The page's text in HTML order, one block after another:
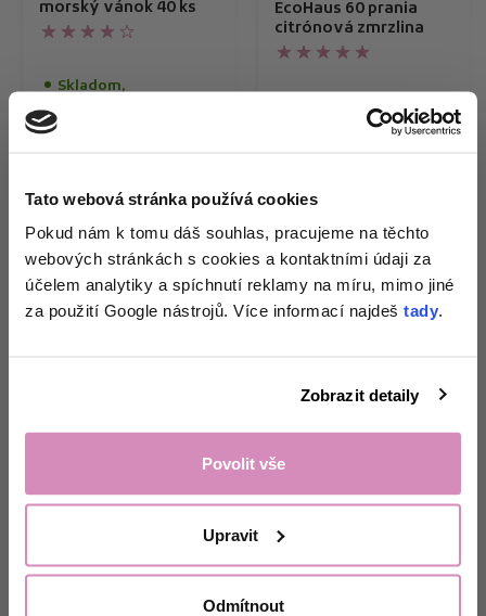
Tato webová stránka používá cookies
Pokud nám k tomu dáš souhlas, pracujeme na těchto
webových stránkách s cookies a kontaktními údaji za
účelem analytiky a spíchnutí reklamy na míru, mimo jiné
za použití Google nástrojů. Více informací najdeš tady.
Zobrazit detaily
Povolit vše
Upravit
Odmítnout
morský vánok 40 ks
Skladom,
Kúpiť teraz
EcoHaus 60 prania
citrónová zmrzlina
doručíme do 11. 8.
s kódom DNY20
Kúpiť teraz
Získej 1+1na
zkoušku pracích
papírkůa tipy
Ne, děkuji.